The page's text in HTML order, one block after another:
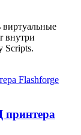
виртуальные
внутри
Scripts.